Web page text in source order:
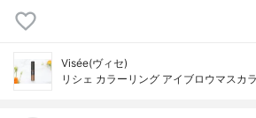
Visée(ヴィセ)
リシェ カラーリング アイブロウマスカラ